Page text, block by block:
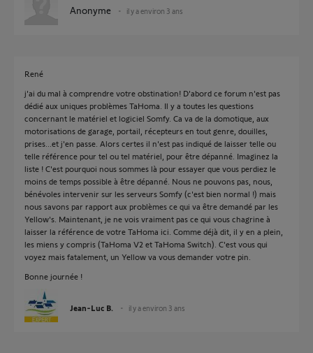
Anonyme il y a environ 3 ans
René
j'ai du mal à comprendre votre obstination! D'abord ce forum n'est pas
dédié aux uniques problèmes TaHoma. Il y a toutes les questions
concernant le matériel et logiciel Somfy. Ca va de la domotique, aux
motorisations de garage, portail, récepteurs en tout genre, douilles,
prises...et j'en passe. Alors certes il n'est pas indiqué de laisser telle ou
telle référence pour tel ou tel matériel, pour être dépanné. Imaginez la
liste ! C'est pourquoi nous sommes là pour essayer que vous perdiez le
moins de temps possible à être dépanné. Nous ne pouvons pas, nous,
bénévoles intervenir sur les serveurs Somfy (c'est bien normal !) mais
nous savons par rapport aux problèmes ce qui va être demandé par les
Yellow's. Maintenant, je ne vois vraiment pas ce qui vous chagrine à
laisser la référence de votre TaHoma ici. Comme déjà dit, il y en a plein,
les miens y compris (TaHoma V2 et TaHoma Switch). C'est vous qui
voyez mais fatalement, un Yellow va vous demander votre pin.
Bonne journée !
Jean-Luc B. il y a environ 3 ans